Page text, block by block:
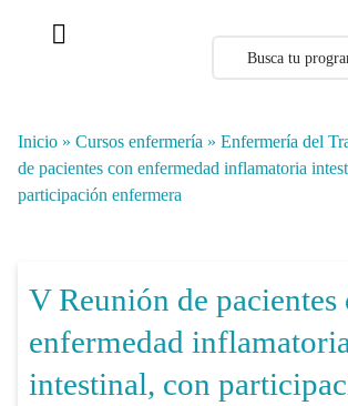
Inicio » Cursos enfermería » Enfermería del
de pacientes con enfermedad inflamatoria
participación enfermera
V Reunión de pacientes
enfermedad inflamatoria
intestinal, con